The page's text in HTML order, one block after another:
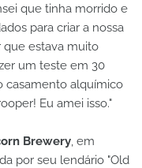
que tinha morrido e
para criar a nossa
que estava muito
um teste em 30
casamento alquímico
Eu amei isso."
Brewery, em
por seu lendário "Old